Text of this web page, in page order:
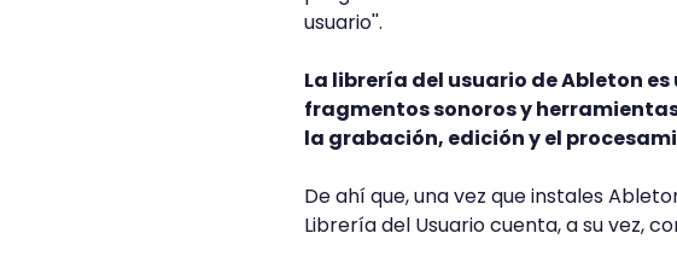
usuario''.
La librería del usuario de Ableton
fragmentos sonoros y
la grabación, edición y el
De ahí que, una vez que instales
Librería del Usuario cuenta, a su vez,